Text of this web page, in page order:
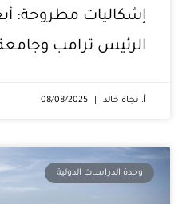
إشكاليات مطروحة:
الرئيس ترامب
أ. نجاة خالد
وحدة الدراسات الدولية